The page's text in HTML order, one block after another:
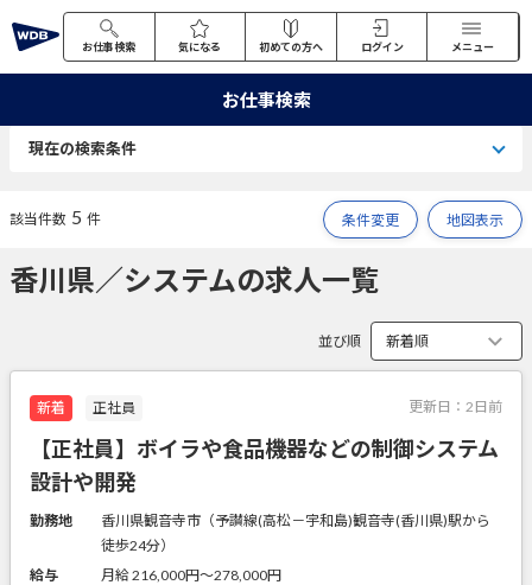
お仕事検索 気になる 初めての方へ ログイン メニュー
お仕事検索
現在の検索条件
該当件数 5 件 条件変更 地図表示
香川県／システムの求人一覧
並び順
新着 正社員 更新日： 2日前
【正社員】ボイラや食品機器などの制御システム
設計や開発
勤務地
香川県観音寺市（予讃線(高松－宇和島)観音寺(香川県)駅から
徒歩24分）
給与
月給 216,000円〜278,000円